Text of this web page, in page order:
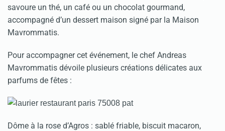
savoure un thé, un café ou un chocolat gourmand,
accompagné d’un dessert maison signé par la Maison
Mavrommatis.
Pour accompagner cet événement, le chef Andreas
Mavrommatis dévoile plusieurs créations délicates aux
parfums de fêtes :
Dôme à la rose d’Agros : sablé friable, biscuit macaron,